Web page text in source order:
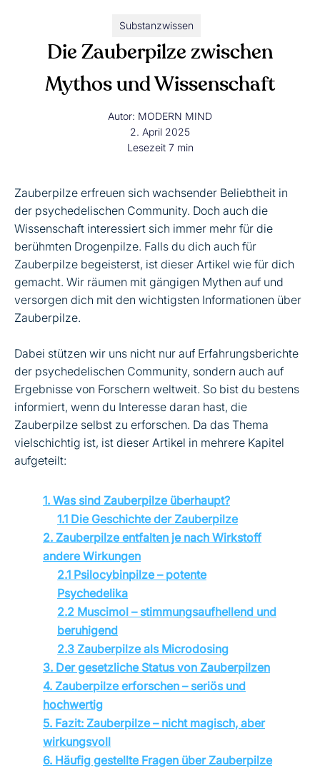
Substanzwissen
Die Zauberpilze zwischen
Mythos und Wissenschaft
Autor: MODERN MIND
2. April 2025
Lesezeit 7 min
Zauberpilze erfreuen sich wachsender Beliebtheit in
der psychedelischen Community. Doch auch die
Wissenschaft interessiert sich immer mehr für die
berühmten Drogenpilze. Falls du dich auch für
Zauberpilze begeisterst, ist dieser Artikel wie für dich
gemacht. Wir räumen mit gängigen Mythen auf und
versorgen dich mit den wichtigsten Informationen über
Zauberpilze.
Dabei stützen wir uns nicht nur auf Erfahrungsberichte
der psychedelischen Community, sondern auch auf
Ergebnisse von Forschern weltweit. So bist du bestens
informiert, wenn du Interesse daran hast, die
Zauberpilze selbst zu erforschen. Da das Thema
vielschichtig ist, ist dieser Artikel in mehrere Kapitel
aufgeteilt:
1. Was sind Zauberpilze überhaupt?
1.1 Die Geschichte der Zauberpilze
2. Zauberpilze entfalten je nach Wirkstoff
andere Wirkungen
2.1 Psilocybinpilze – potente
Psychedelika
2.2 Muscimol – stimmungsaufhellend und
beruhigend
2.3 Zauberpilze als Microdosing
3. Der gesetzliche Status von Zauberpilzen
4. Zauberpilze erforschen – seriös und
hochwertig
5. Fazit: Zauberpilze – nicht magisch, aber
wirkungsvoll
6. Häufig gestellte Fragen über Zauberpilze